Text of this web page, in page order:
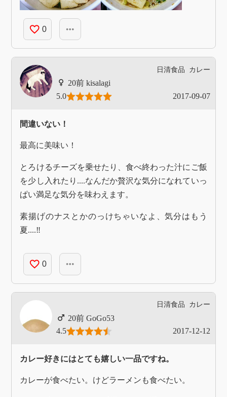
favorite_border 0 more_horiz
日清食品 カレー
kisalagi
5.0
2017-09-07
間違いない！
最高に美味い！
とろけるチーズを乗せたり、食べ終わった汁にご飯
を少し入れたり....なんだか贅沢な気分になれていっ
ぱい満足な気分を味わえます。
素揚げのナスとかのっけちゃいなよ、気分はもう
夏....‼︎
favorite_border 0 more_horiz
日清食品 カレー
GoGo53
4.5
2017-12-12
カレー好きにはとても嬉しい一品ですね。
カレーが食べたい。けどラーメンも食べたい。